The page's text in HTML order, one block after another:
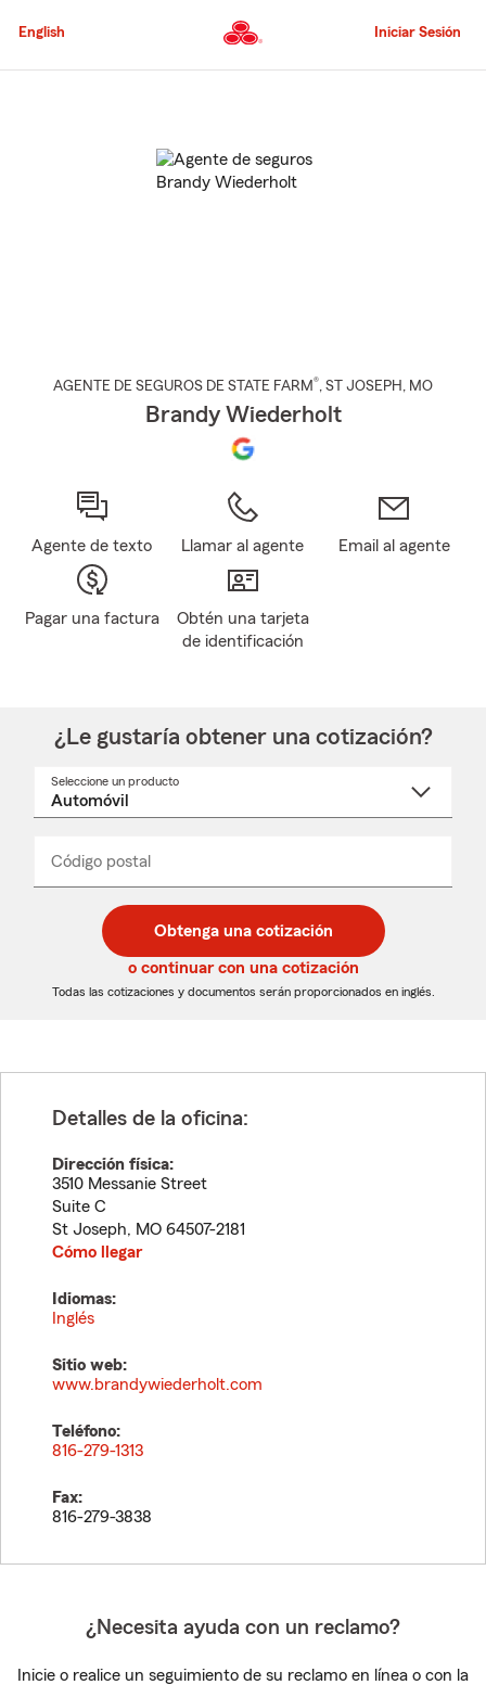
al
principal
English Iniciar Sesión
AGENTE DE SEGUROS DE STATE FARM®, ST JOSEPH , MO
Brandy Wiederholt
Agente de texto Llamar al agente Email al agente
Pagar una factura
Obtén una tarjeta
de identificación
¿Le gustaría obtener una cotización?
Seleccione un producto
desplegable
Código postal
de
5
dígitos
de
5
dígitos
_____
Obtenga una cotización
o continuar con una cotización
Todas las cotizaciones y documentos serán proporcionados en inglés.
Detalles de la oficina:
Dirección física:
3510 Messanie Street
Suite C
St Joseph, MO 64507-2181
Cómo llegar
Idiomas:
Inglés
Sitio web:
www.brandywiederholt.com
Teléfono:
816-279-1313
Fax:
816-279-3838
¿Necesita ayuda con un reclamo?
Inicie o realice un seguimiento de su reclamo en línea o con la